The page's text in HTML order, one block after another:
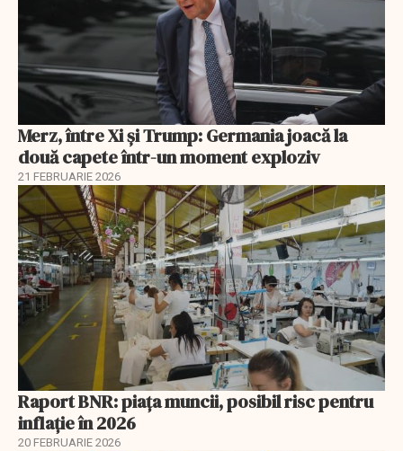
Merz, între Xi și Trump: Germania joacă la
două capete într-un moment exploziv
21 FEBRUARIE 2026
Raport BNR: piața muncii, posibil risc pentru
inflație în 2026
20 FEBRUARIE 2026